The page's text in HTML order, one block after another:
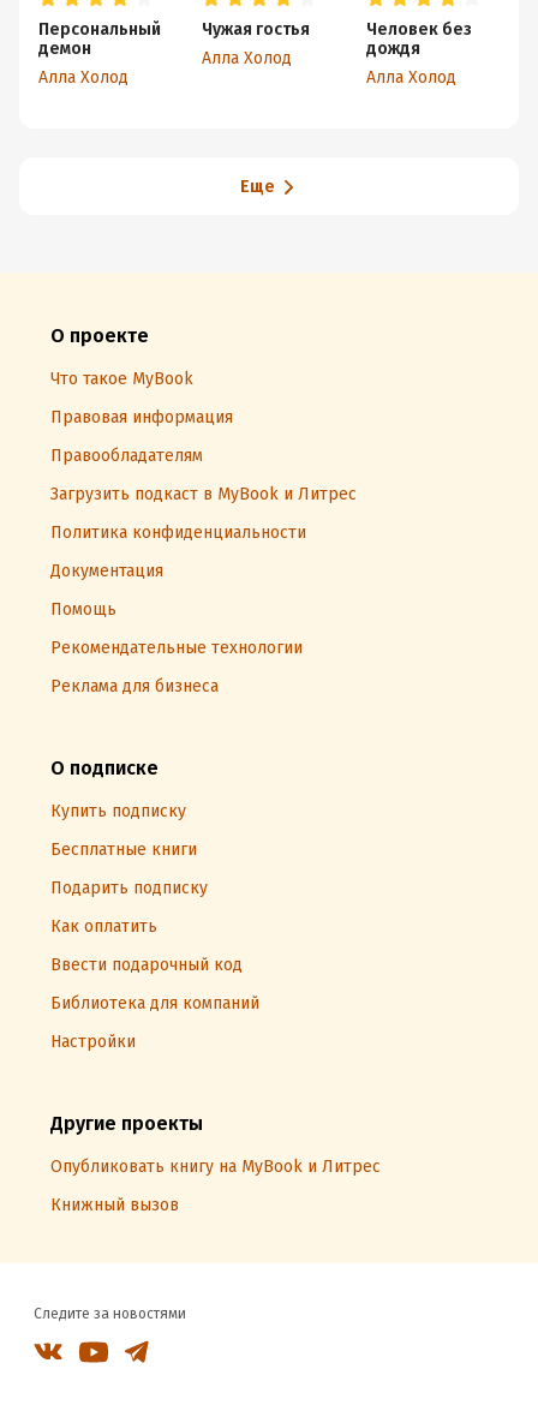
Персональный
демон
Алла Холод
Чужая гостья
Алла Холод
Человек без
дождя
Алла Холод
Еще
О проекте
Что такое MyBook
Правовая информация
Правообладателям
Загрузить подкаст в MyBook и Литрес
Политика конфиденциальности
Документация
Помощь
Рекомендательные технологии
Реклама для бизнеса
О подписке
Купить подписку
Бесплатные книги
Подарить подписку
Как оплатить
Ввести подарочный код
Библиотека для компаний
Настройки
Другие проекты
Опубликовать книгу на MyBook и Литрес
Книжный вызов
Следите за новостями